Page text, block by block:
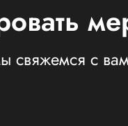
свяжемся с